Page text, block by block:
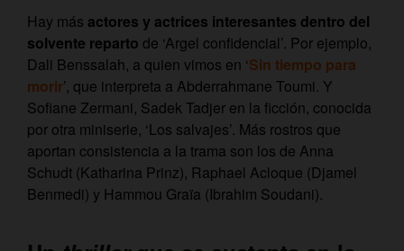
Hay más actores y actrices interesantes dentro del
solvente reparto de ‘Argel confidencial’. Por ejemplo,
Dali Benssalah, a quien vimos en ‘Sin tiempo para
morir’, que interpreta a Abderrahmane Toumi. Y
Sofiane Zermani, Sadek Tadjer en la ficción, conocida
por otra miniserie, ‘Los salvajes’. Más rostros que
aportan consistencia a la trama son los de Anna
Schudt (Katharina Prinz), Raphael Acloque (Djamel
Benmedi) y Hammou Graïa (Ibrahim Soudani).